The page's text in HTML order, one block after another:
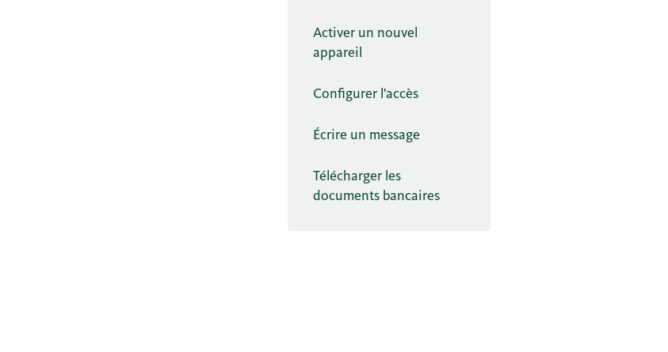
Activer un nouvel
appareil
Configurer l'accès
Écrire un message
Télécharger les
documents bancaires